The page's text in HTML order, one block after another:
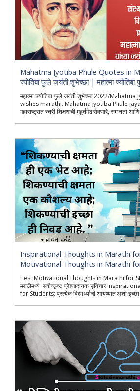
Mahatma Jyotiba Phule Quotes in
ज्योतिबा फुले जयंती शुभेच्छा | महात्मा
महात्मा ज्योतिबा फुले जयंती शुभेच्छा 2022/
wishes marathi. Mahatma Jyotiba Phule
महाराष्ट्रात स्त्री शिक्षणाची मुहूर्तमेढ रोवणारे, समानता
Inspirational Thoughts in Marathi
Motivational Thoughts in Marathi
Best Motivational Thoughts in Marathi for
मराठीमध्ये सर्वोत्कृष्ट प्रेरणादायक सुविचार
for Students: प्रत्येक विद्यार्थ्याची आयुष्यात अशी